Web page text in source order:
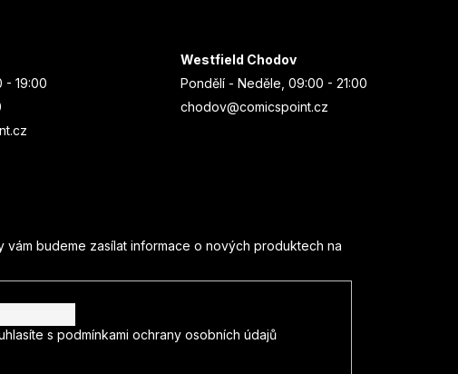
- 19:00
Westfield Chodov
Pondělí - Neděle, 09:00 - 21:00
chodov@comicspoint.cz
vám budeme zasílat informace o nových produktech na
s podmínkami ochrany osobních údajů